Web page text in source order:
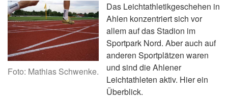
Foto: Mathias Schwenke.
Das Leichtathletikgeschehen in
Ahlen konzentriert sich vor
allem auf das Stadion im
Sportpark Nord. Aber auch auf
anderen Sportplätzen waren
und sind die Ahlener
Leichtathleten aktiv. Hier ein
Überblick.